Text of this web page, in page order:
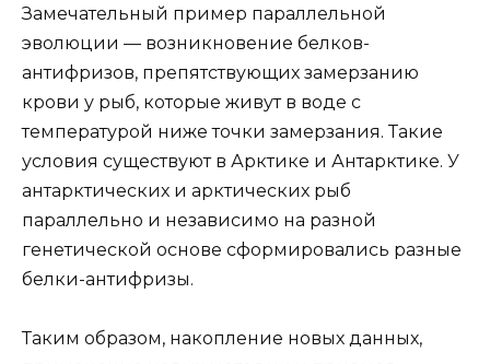
Замечательный пример параллельной
эволюции — возникновение белков-
антифризов, препятствующих замерзанию
крови у рыб, которые живут в воде с
температурой ниже точки замерзания. Такие
условия существуют в Арктике и Антарктике. У
антарктических и арктических рыб
параллельно и независимо на разной
генетической основе сформировались разные
белки-антифризы.
Таким образом, накопление новых данных,